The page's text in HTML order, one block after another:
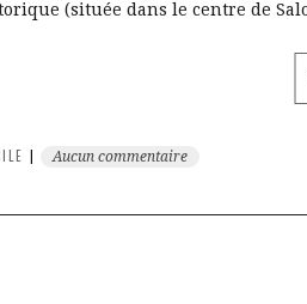
(située dans le centre de
| Aucun commentaire